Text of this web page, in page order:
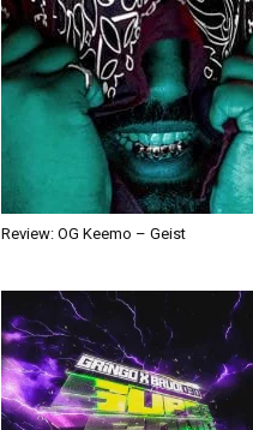
Review: OG Keemo – Geist